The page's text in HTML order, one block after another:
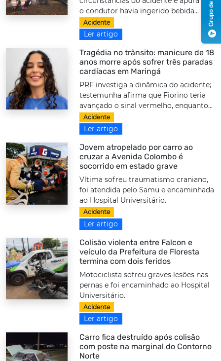
o condutor havia ingerido bebida...
Acidente
Ler artigo
Tragédia no trânsito: manicure de 18
anos morre após sofrer três paradas
cardíacas em Maringá
PRF investiga a dinâmica do acidente;
testemunha afirma que Fiorino teria
avançado o sinal vermelho, enquanto...
Acidente
Ler artigo
Jovem atropelado por carro ao
cruzar a Avenida Colombo é
socorrido em estado grave
Vítima sofreu traumatismo craniano,
foi atendida pelo Samu e encaminhada
ao Hospital Universitário.
Acidente
Ler artigo
Colisão violenta entre Falcon e
veículo da Prefeitura de Floresta
termina com dois feridos
Motociclista sofreu graves lesões nas
pernas e foi encaminhado ao Hospital
Universitário.
Acidente
Ler artigo
Carro fica destruído após colisão
com poste na marginal do Contorno
Norte